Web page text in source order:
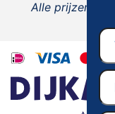
Alle prijzen zijn